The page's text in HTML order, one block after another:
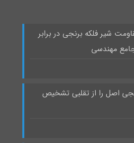
شیر فلکه برنجی در برابر
مهندسی
اصل را از تقلبی تشخیص